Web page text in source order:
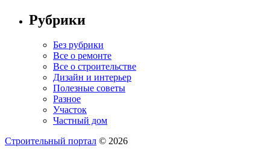
Рубрики
Без рубрики
Все о ремонте
Все о строительстве
Дизайн и интерьер
Полезные советы
Разное
Участок
Частный дом
Строительный портал © 2026